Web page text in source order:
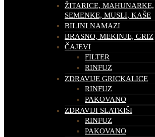
ŽITARICE, MAHUNARKE,
SEMENKE, MUSLI, KAŠE
BILJNI NAMAZI
BRASNO, MEKINJE, GRIZ
ČAJEVI
FILTER
RINFUZ
ZDRAVIJE GRICKALICE
RINFUZ
PAKOVANO
ZDRAVIJI SLATKIŠI
RINFUZ
PAKOVANO